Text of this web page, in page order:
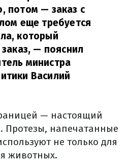
потом — заказ с
еще требуется
который
— пояснил
министра
Василий
— настоящий
Протезы, напечатанные
не только для
животных.